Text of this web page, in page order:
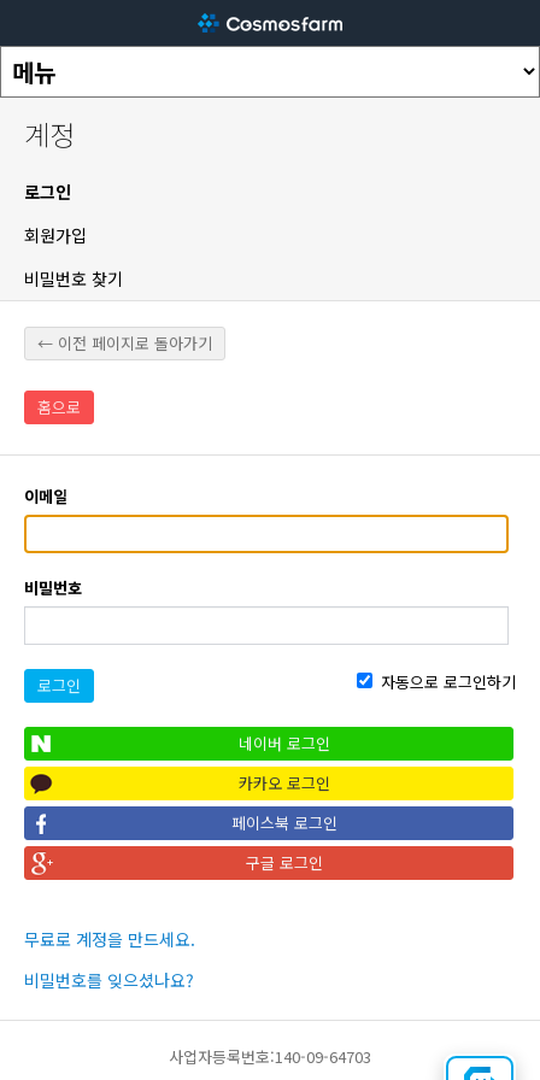
계정
로그인
회원가입
비밀번호 찾기
← 이전 페이지로 돌아가기
홈으로
이메일
비밀번호
로그인 자동으로 로그인하기
네이버 로그인
카카오 로그인
페이스북 로그인
구글 로그인
무료로 계정을 만드세요.
비밀번호를 잊으셨나요?
사업자등록번호:140-09-64703